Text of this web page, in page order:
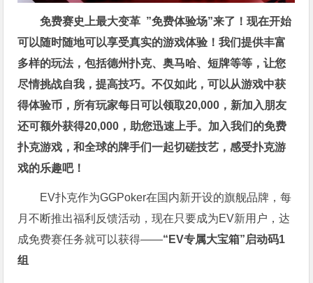
免费赛史上最大变革 ”免费体验场”来了！现在开始
可以随时随地可以享受真实的游戏体验！我们提供丰富
多样的玩法，包括德州扑克、奥马哈、短牌等等，让您
尽情挑战自我，提高技巧。不仅如此，可以从游戏中获
得体验币，所有玩家每日可以领取20,000，新加入朋友
还可额外获得20,000，助您迅速上手。 加入我们的免费
扑克游戏，和全球的牌手们一起切磋技艺，感受扑克游
戏的乐趣吧！
EV扑克作为GGPoker在国内新开设的旗舰品牌，每
月不断推出福利反馈活动，现在只要成为EV新用户，达
成免费赛任务就可以获得——“EV专属大宝箱”启动码1
组